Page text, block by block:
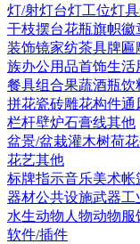
灯/射灯台灯工位灯具
干枝摆台花瓶旗帜徽
装饰镜家纺茶具牌匾
族办公用品首饰生活
餐具组合果蔬酒瓶饮
拼花瓷砖雕花构件通
栏杆壁炉石膏线其他
盆景/盆栽灌木树荷花
花艺其他
标牌指示音乐美术帐
器材公共设施武器工
水生动物 人物动物服
软件/插件